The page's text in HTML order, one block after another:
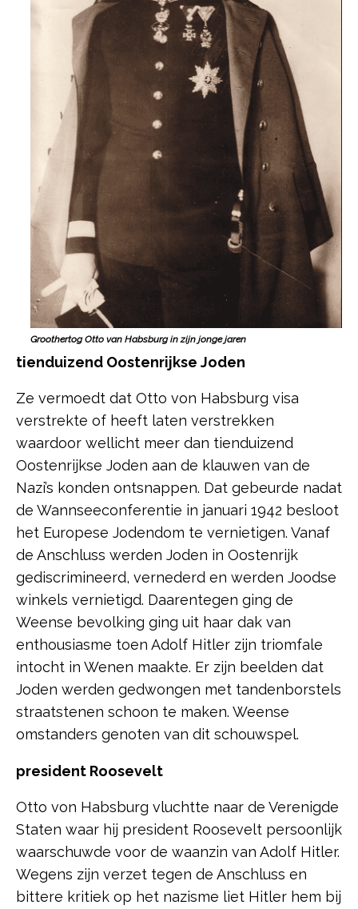
Groothertog Otto van Habsburg in zijn jonge jaren
tienduizend Oostenrijkse Joden
Ze vermoedt dat Otto von Habsburg visa
verstrekte of heeft laten verstrekken
waardoor wellicht meer dan tienduizend
Oostenrijkse Joden aan de klauwen van de
Nazi’s konden ontsnappen. Dat gebeurde nadat
de Wannseeconferentie in januari 1942 besloot
het Europese Jodendom te vernietigen. Vanaf
de Anschluss werden Joden in Oostenrijk
gediscrimineerd, vernederd en werden Joodse
winkels vernietigd. Daarentegen ging de
Weense bevolking ging uit haar dak van
enthousiasme toen Adolf Hitler zijn triomfale
intocht in Wenen maakte. Er zijn beelden dat
Joden werden gedwongen met tandenborstels
straatstenen schoon te maken. Weense
omstanders genoten van dit schouwspel.
president Roosevelt
Otto von Habsburg vluchtte naar de Verenigde
Staten waar hij president Roosevelt persoonlijk
waarschuwde voor de waanzin van Adolf Hitler.
Wegens zijn verzet tegen de Anschluss en
bittere kritiek op het nazisme liet Hitler hem bij